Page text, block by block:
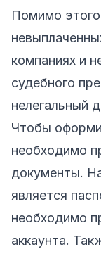
Помимо
компаниях и
судебного
нелегальный
Чтобы
необходимо
документы.
является
необходимо
аккаунта.